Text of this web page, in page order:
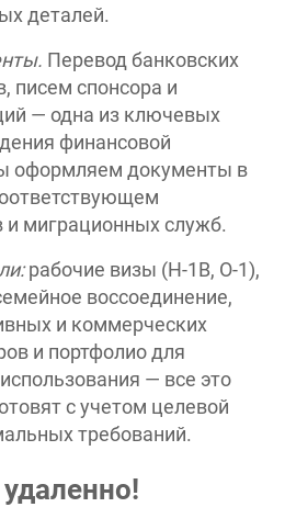
деталей.
Перевод банковских
писем спонсора и
— одна из ключевых
финансовой
оформляем документы в
и миграционных служб.
рабочие визы (H-1B, O-1),
воссоединение,
и коммерческих
и портфолио для
— все это
с учетом целевой
требований.